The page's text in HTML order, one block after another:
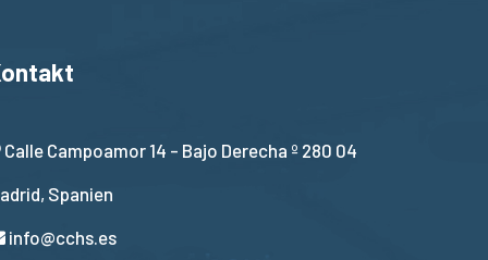
Calle Campoamor 14 - Bajo Derecha º 280 04
Spanien
info@cchs.es